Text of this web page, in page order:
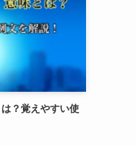
は？覚えやすい使